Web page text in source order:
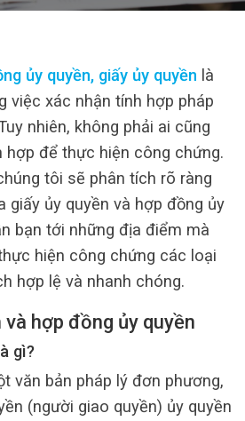
ủy quyền, giấy ủy quyền là
việc xác nhận tính hợp pháp
nhiên, không phải ai cũng
hợp để thực hiện công chứng.
tôi sẽ phân tích rõ ràng
giấy ủy quyền và hợp đồng ủy
bạn tới những địa điểm mà
hiện công chứng các loại
hợp lệ và nhanh chóng.
và hợp đồng ủy quyền
gì?
văn bản pháp lý đơn phương,
(người giao quyền) ủy quyền